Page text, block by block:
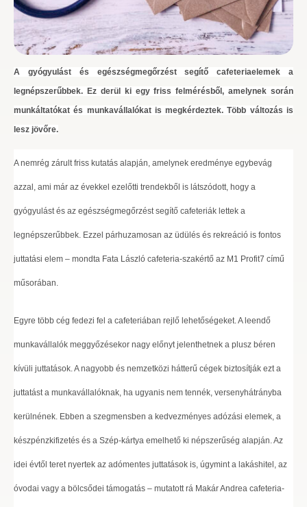
A gyógyulást és egészségmegőrzést segítő cafeteriaelemek a
legnépszerűbbek. Ez derül ki egy friss felmérésből, amelynek során
munkáltatókat és munkavállalókat is megkérdeztek. Több változás is
lesz jövőre.
A nemrég zárult friss kutatás alapján, amelynek eredménye egybevág
azzal, ami már az évekkel ezelőtti trendekből is látszódott, hogy a
gyógyulást és az egészségmegőrzést segítő cafeteriák lettek a
legnépszerűbbek. Ezzel párhuzamosan az üdülés és rekreáció is fontos
juttatási elem – mondta Fata László cafeteria-szakértő az M1 Profit7 című
műsorában.
Egyre több cég fedezi fel a cafeteriában rejlő lehetőségeket. A leendő
munkavállalók meggyőzésekor nagy előnyt jelenthetnek a plusz béren
kívüli juttatások. A nagyobb és nemzetközi hátterű cégek biztosítják ezt a
juttatást a munkavállalóknak, ha ugyanis nem tennék, versenyhátrányba
kerülnének. Ebben a szegmensben a kedvezményes adózási elemek, a
készpénzkifizetés és a Szép-kártya emelhető ki népszerűség alapján. Az
idei évtől teret nyertek az adómentes juttatások is, úgymint a lakáshitel, az
óvodai vagy a bölcsődei támogatás – mutatott rá Makár Andrea cafeteria-